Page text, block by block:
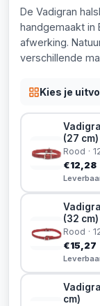
De Vadigran
handgemaakt in
afwerking.
verschillende
Kies je
(27 cm)
Rood ·
€12,28
(32 cm)
Rood ·
€15,27
cm)